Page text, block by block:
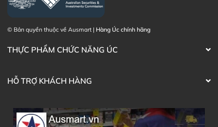
© Bản quyền thuộc về Ausmart | Hàng Úc chính hãng
THỰC PHẨM CHỨC NĂNG ÚC
HỖ TRỢ KHÁCH HÀNG